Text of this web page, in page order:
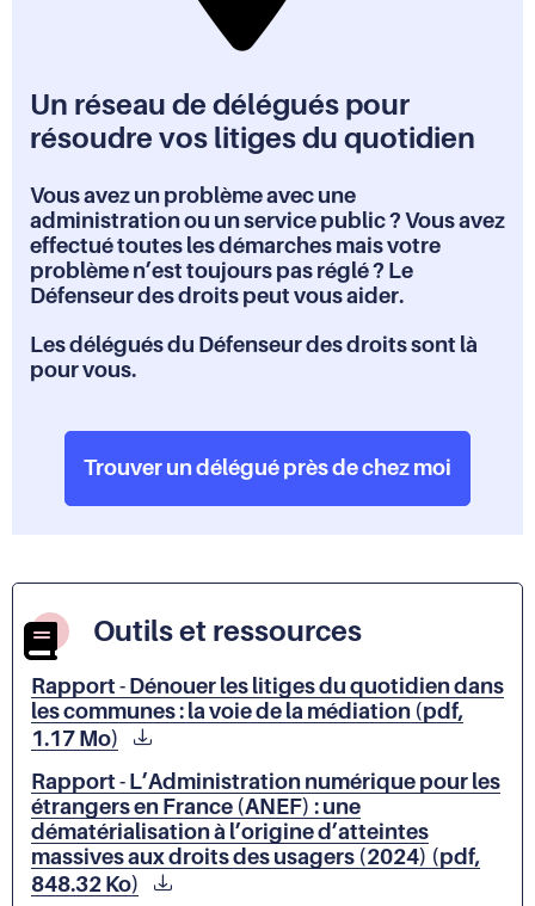
Un réseau de délégués pour
résoudre vos litiges du quotidien
Vous avez un problème avec une
administration ou un service public ? Vous avez
effectué toutes les démarches mais votre
problème n’est toujours pas réglé ? Le
Défenseur des droits peut vous aider.
Les délégués du Défenseur des droits sont là
pour vous.
Trouver un délégué près de chez moi
Outils et ressources
Rapport - Dénouer les litiges du quotidien dans
les communes : la voie de la médiation (pdf,
1.17 Mo)
Rapport - L’Administration numérique pour les
étrangers en France (ANEF) : une
dématérialisation à l’origine d’atteintes
massives aux droits des usagers (2024) (pdf,
848.32 Ko)